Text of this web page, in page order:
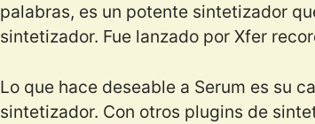
palabras, es un potente sintetizador
sintetizador. Fue lanzado por Xfer
Lo que hace deseable a Serum es su
sintetizador. Con otros plugins de